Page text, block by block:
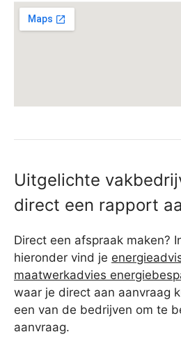
Uitgelichte
direct een rapport
Direct een afspraak maken?
hieronder vind je
maatwerkadvies
waar je direct aan aanvraag
een van de bedrijven om te
aanvraag.